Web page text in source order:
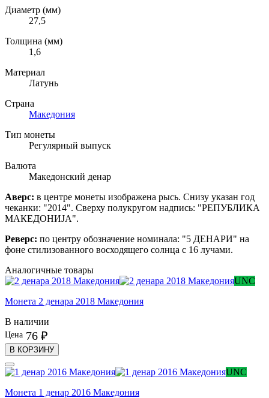
Диаметр (мм)
27,5
Толщина (мм)
1,6
Материал
Латунь
Страна
Македония
Тип монеты
Регулярный выпуск
Валюта
Македонский денар
Аверс: в центре монеты изображена рысь. Снизу указан год
чеканки: "2014". Сверху полукругом надпись: "РЕПУБЛИКА
МАКЕДОНИJA".
Реверс: по центру обозначение номинала: "5 ДЕНАРИ" на
фоне стилизованного восходящего солнца с 16 лучами.
Аналогичные товары
UNC
Монета 2 денара 2018 Македония
В наличии
Цена 76 ₽
В КОРЗИНУ
UNC
Монета 1 денар 2016 Македония